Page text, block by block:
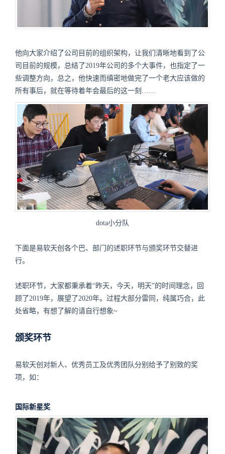
他向大家介绍了公司目前的组织架构，让我们清晰地看到了公
司目前的规模，总结了2019年公司的多个大事件，也指定了一
些调整方向，总之，他快速而缜密地做完了一个老大应该做的
所有事后，就在等待着年会最后的这一刻……
dota小分队
下面是易软天创各个巴、部门的述职环节与颁奖环节交替进
行。
述职环节，大家都秉承着“昨天，今天，明天”的时间理念，回
顾了2019年，展望了2020年。过程大部分雷同，纯属巧合，此
处省略，有想了解的请自行想象~
颁奖环节
易软天创对新人、优秀员工及优秀团队分别给予了别致的奖
项，如：
国际新星奖